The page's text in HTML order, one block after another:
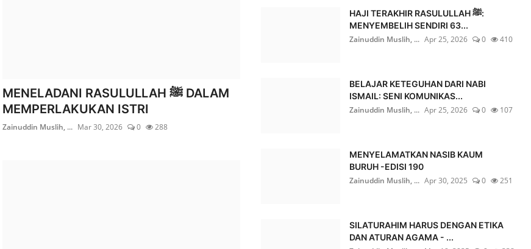
MENELADANI RASULULLAH ﷺ DALAM
MEMPERLAKUKAN ISTRI
Zainuddin Muslih, ... Mar 30, 2026 0 288
HAJI TERAKHIR RASULULLAH ﷺ:
MENYEMBELIH SENDIRI 63...
Zainuddin Muslih, ... Apr 25, 2026 0 410
BELAJAR KETEGUHAN DARI NABI
ISMAIL: SENI KOMUNIKAS...
Zainuddin Muslih, ... Apr 25, 2026 0 107
MENYELAMATKAN NASIB KAUM
BURUH -EDISI 190
Zainuddin Muslih, ... Apr 30, 2025 0 251
SILATURAHIM HARUS DENGAN ETIKA
DAN ATURAN AGAMA - ...